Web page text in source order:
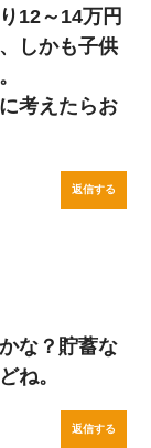
12～14万円
しかも子供
考えたらお
返信する
な？貯蓄な
ね。
返信する